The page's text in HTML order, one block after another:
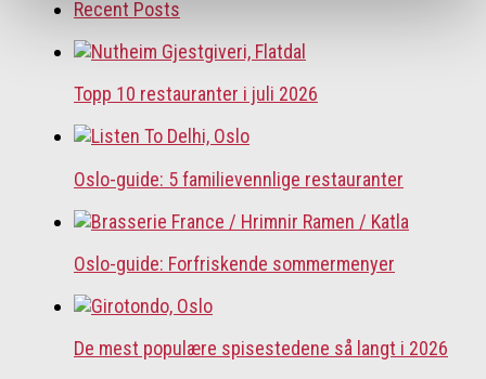
Recent Posts
Topp 10 restauranter i juli 2026
Oslo-guide: 5 familievennlige restauranter
Oslo-guide: Forfriskende sommermenyer
De mest populære spisestedene så langt i 2026